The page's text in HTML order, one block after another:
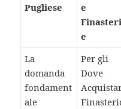
Pugliese
e
e
La
domanda
fondament
ale
Per gli
Dove